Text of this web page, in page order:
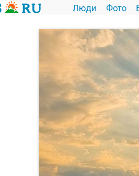
Люди Фото